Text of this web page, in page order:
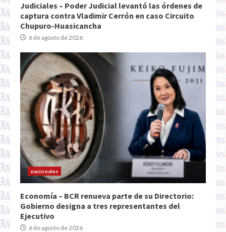
Judiciales – Poder Judicial levantó las órdenes de
captura contra Vladimir Cerrón en caso Circuito
Chupuro-Huasicancha
6 de agosto de 2026
nacionales
Economía – BCR renueva parte de su Directorio:
Gobierno designa a tres representantes del
Ejecutivo
6 de agosto de 2026